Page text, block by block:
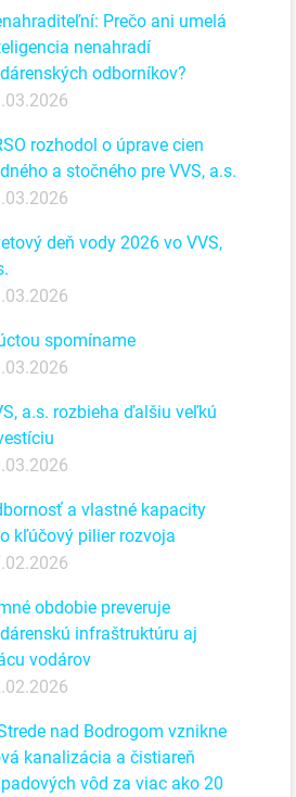
Prečo ani umelá
nenahradí
odborníkov?
rozhodol o úprave cien
a stočného pre VVS, a.s.
deň vody 2026 vo VVS,
spomíname
a.s. rozbieha ďalšiu veľkú
a vlastné kapacity
kľúčový pilier rozvoja
obdobie preveruje
infraštruktúru aj
vodárov
nad Bodrogom vznikne
kanalizácia a čistiareň
vôd za viac ako 20